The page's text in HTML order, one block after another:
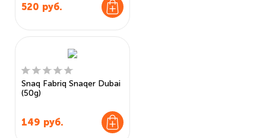
520 руб.
Snaq Fabriq Snaqer Dubai
(50g)
149 руб.